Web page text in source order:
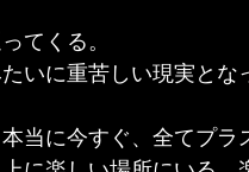
てくる。
いに重苦しい現実とな
当に今すぐ、全てプ